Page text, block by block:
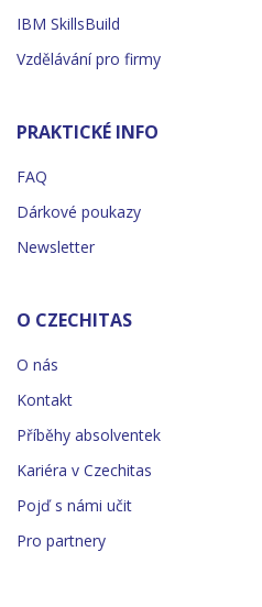
IBM SkillsBuild
Vzdělávání pro firmy
PRAKTICKÉ INFO
FAQ
Dárkové poukazy
Newsletter
O CZECHITAS
O nás
Kontakt
Příběhy absolventek
Kariéra v Czechitas
Pojď s námi učit
Pro partnery